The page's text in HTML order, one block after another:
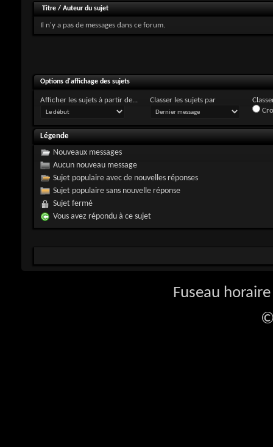
Titre / Auteur du sujet
Il n'y a pas de messages dans ce forum.
Options d'affichage des sujets
Afficher les sujets à partir de... Classer les sujets par
Légende
Nouveaux messages
Aucun nouveau message
Sujet populaire avec de nouvelles réponses
Sujet populaire sans nouvelle réponse
Sujet fermé
Vous avez répondu à ce sujet
Fuseau